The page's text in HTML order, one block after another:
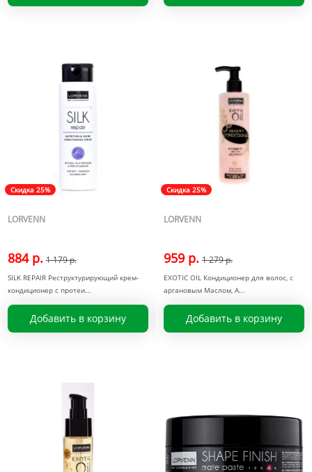
Скидка 25%
LORVENN
884 р. 1 179 р.
SILK REPAIR Реструктурирующий крем-
кондиционер с протеи
Добавить в корзину
Скидка 25%
LORVENN
959 р. 1 279 р.
EXOTIC OIL Кондиционер для волос, с
аргановым Маслом, А
Добавить в корзину